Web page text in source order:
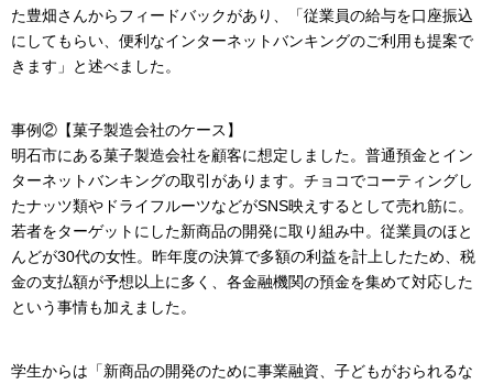
た豊畑さんからフィードバックがあり、「従業員の給与を口座振込
にしてもらい、便利なインターネットバンキングのご利用も提案で
きます」と述べました。
事例②【菓子製造会社のケース】
明石市にある菓子製造会社を顧客に想定しました。普通預金とイン
ターネットバンキングの取引があります。チョコでコーティングし
たナッツ類やドライフルーツなどがSNS映えするとして売れ筋に。
若者をターゲットにした新商品の開発に取り組み中。従業員のほと
んどが30代の女性。昨年度の決算で多額の利益を計上したため、税
金の支払額が予想以上に多く、各金融機関の預金を集めて対応した
という事情も加えました。
学生からは「新商品の開発のために事業融資、子どもがおられるな